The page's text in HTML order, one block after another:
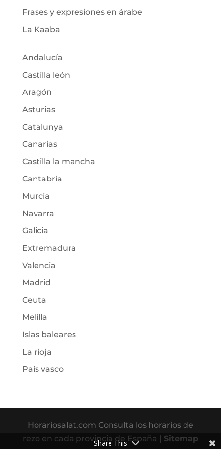
Frases y expresiones en árabe
La Kaaba
Andalucía
Castilla león
Aragón
Asturias
Catalunya
Canarias
Castilla la mancha
Cantabria
Murcia
Navarra
Galicia
Extremadura
Valencia
Madrid
Ceuta
Melilla
Islas baleares
La rioja
País vasco
Horariosalat.com Consulta los horarios de
rezo en cada provincia de España | Sitemap
Share This